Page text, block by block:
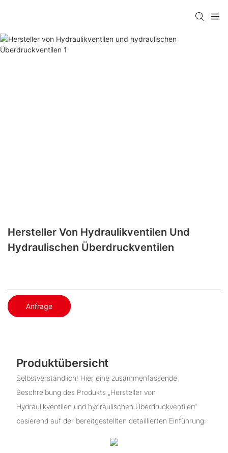
Hersteller Von Hydraulikventilen Und
Hydraulischen Überdruckventilen
Anfrage
Produktübersicht
Selbstverständlich! Hier eine zusammenfassende
Beschreibung des Produkts „Hersteller von
Hydraulikventilen und hydraulischen Überdruckventilen“
basierend auf der bereitgestellten detaillierten Einführung: